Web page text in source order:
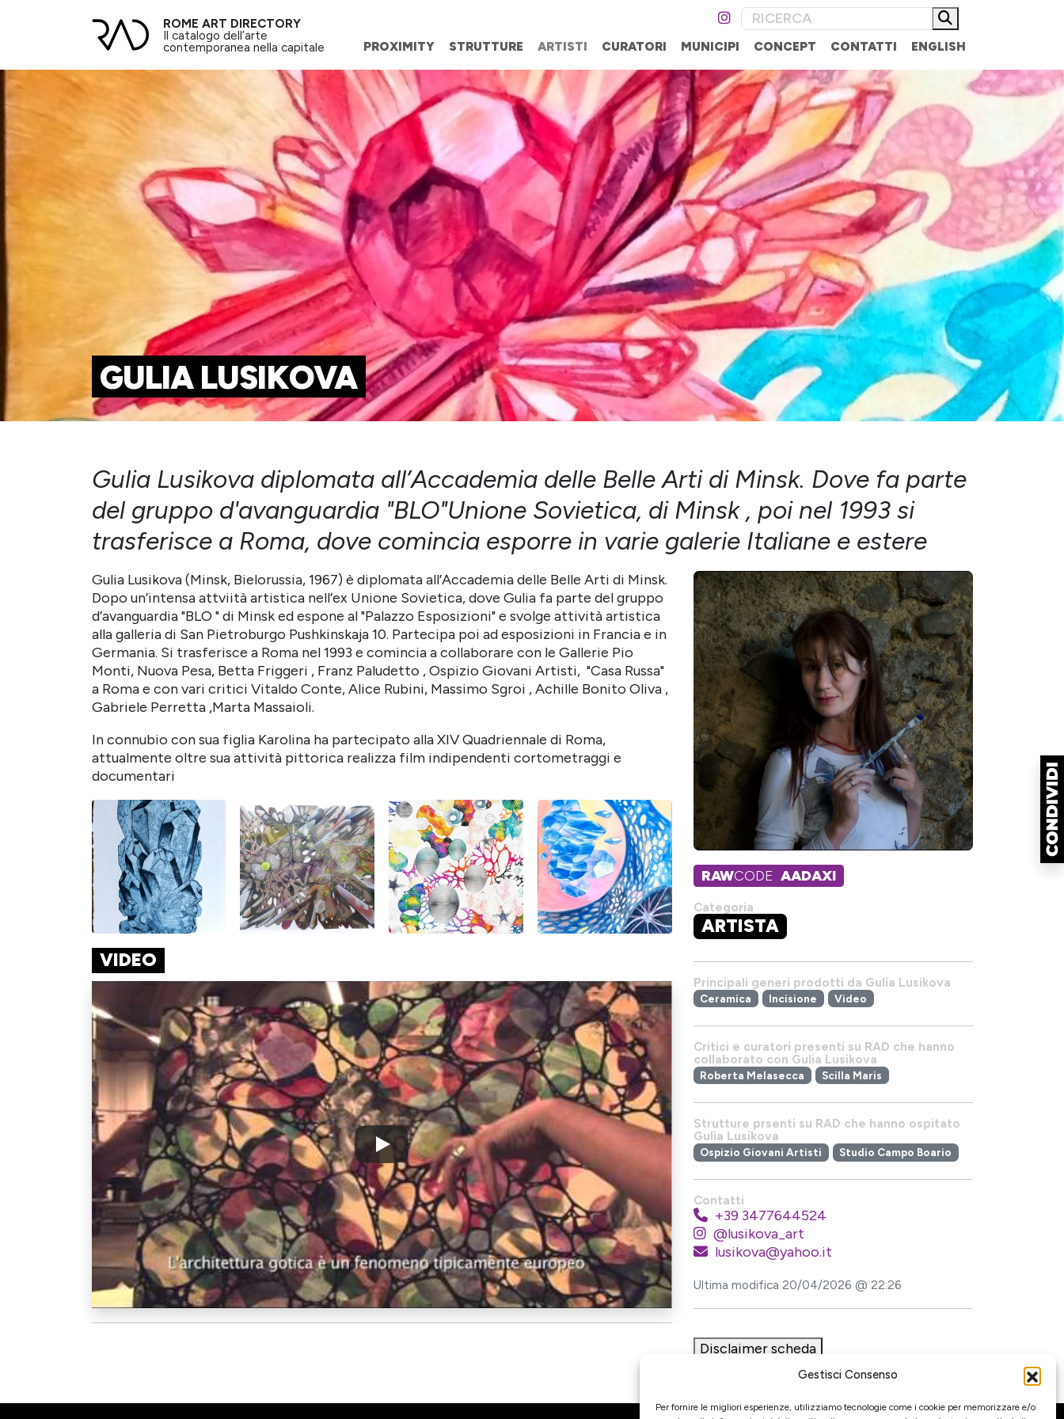
Gestisci Consenso
Per fornire le migliori esperienze, utilizziamo tecnologie come i cookie per memorizzare e/o
ROME ART DIRECTORY
Il catalogo dell’arte
contemporanea nella capitale PROXIMITY STRUTTURE ARTISTI CURATORI MUNICIPI CONCEPT CONTATTI ENGLISH
GULIA LUSIKOVA
Gulia Lusikova diplomata all’Accademia delle Belle Arti di Minsk. Dove fa parte
del gruppo d'avanguardia "BLO"Unione Sovietica, di Minsk , poi nel 1993 si
trasferisce a Roma, dove comincia esporre in varie galerie Italiane e estere
Gulia Lusikova (Minsk, Bielorussia, 1967) è diplomata all’Accademia delle Belle Arti di Minsk.
Dopo un’intensa attviità artistica nell’ex Unione Sovietica, dove Gulia fa parte del gruppo
d’avanguardia "BLO " di Minsk ed espone al "Palazzo Esposizioni" e svolge attività artistica
alla galleria di San Pietroburgo Pushkinskaja 10. Partecipa poi ad esposizioni in Francia e in
Germania. Si trasferisce a Roma nel 1993 e comincia a collaborare con le Gallerie Pio
Monti, Nuova Pesa, Betta Friggeri , Franz Paludetto , Ospizio Giovani Artisti, "Casa Russa"
a Roma e con vari critici Vitaldo Conte, Alice Rubini, Massimo Sgroi , Achille Bonito Oliva ,
Gabriele Perretta ,Marta Massaioli.
In connubio con sua figlia Karolina ha partecipato alla XIV Quadriennale di Roma,
attualmente oltre sua attività pittorica realizza film indipendenti cortometraggi e
documentari
VIDEO
RAWCODE AADAXI
Categoria
ARTISTA
Principali generi prodotti da Gulia Lusikova
Ceramica Incisione Video
Critici e curatori presenti su RAD che hanno
collaborato con Gulia Lusikova
Roberta Melasecca Scilla Maris
Strutture prsenti su RAD che hanno ospitato
Gulia Lusikova
Ospizio Giovani Artisti Studio Campo Boario
Contatti
+39 3477644524
@lusikova_art
lusikova@yahoo.it
Ultima modifica 20/04/2026 @ 22:26
Disclaimer scheda